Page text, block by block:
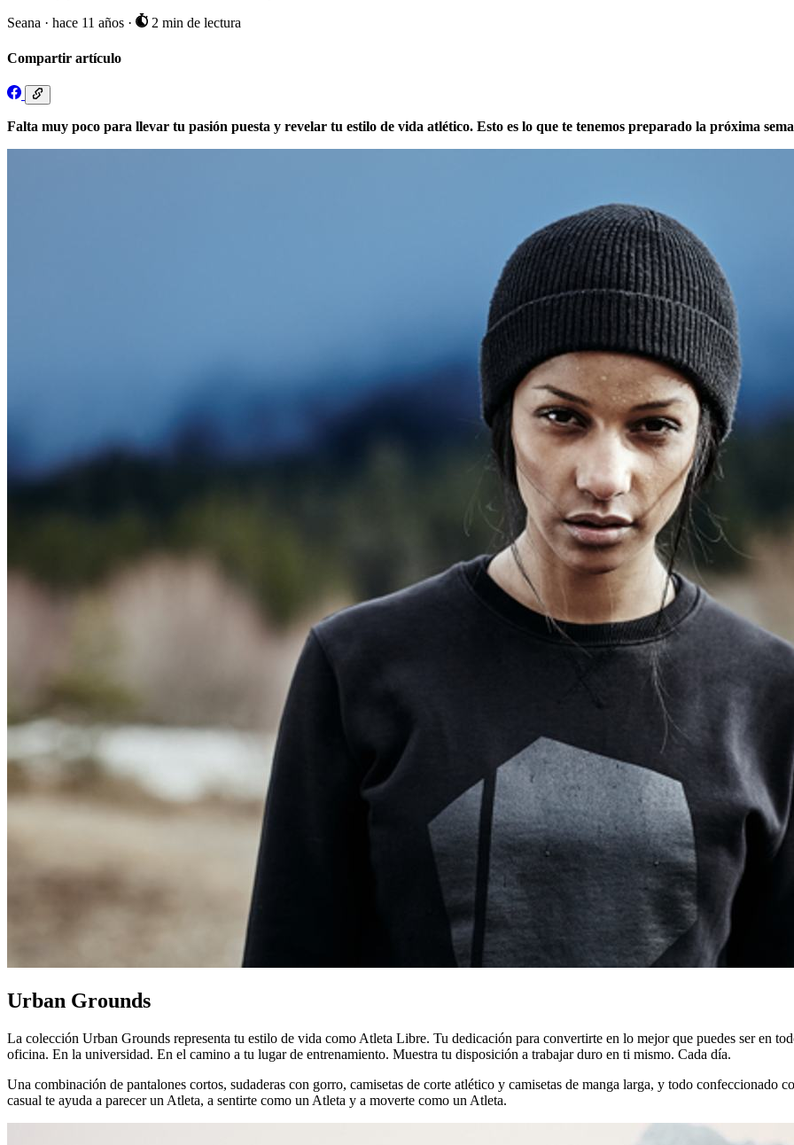
Seana · hace 11 años · 2 min de lectura
Compartir artículo
Falta muy poco para llevar tu pasión puesta y revelar tu estilo de vida atlético. Esto es lo que te tenemos preparado la próxima
Urban Grounds
La colección Urban Grounds representa tu estilo de vida como Atleta Libre. Tu dedicación para convertirte en lo mejor que puedes ser en
oficina. En la universidad. En el camino a tu lugar de entrenamiento. Muestra tu disposición a trabajar duro en ti mismo. Cada día.
Una combinación de pantalones cortos, sudaderas con gorro, camisetas de corte atlético y camisetas de manga larga, y todo confeccionado
casual te ayuda a parecer un Atleta, a sentirte como un Atleta y a moverte como un Atleta.